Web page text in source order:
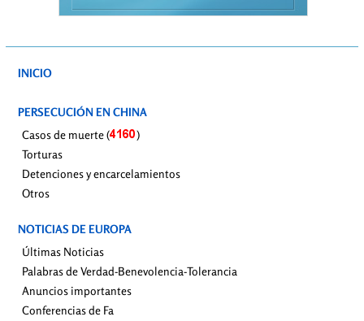
INICIO
PERSECUCIÓN EN CHINA
Casos de muerte (
)
Torturas
Detenciones y encarcelamientos
Otros
NOTICIAS DE EUROPA
Últimas Noticias
Palabras de Verdad-Benevolencia-Tolerancia
Anuncios importantes
Conferencias de Fa